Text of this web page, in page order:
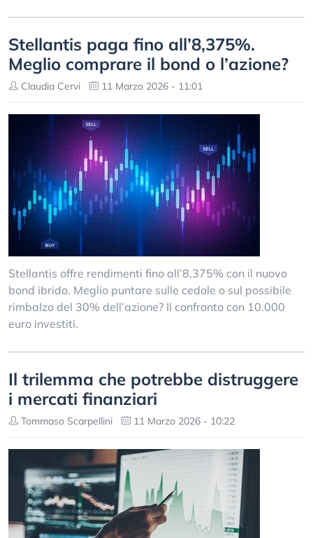
Stellantis paga fino all’8,375%.
Meglio comprare il bond o l’azione?
Claudia Cervi 11 Marzo 2026 - 11:01
Stellantis offre rendimenti fino all’8,375% con il nuovo
bond ibrido. Meglio puntare sulle cedole o sul possibile
rimbalzo del 30% dell’azione? Il confronto con 10.000
euro investiti.
Il trilemma che potrebbe distruggere
i mercati finanziari
Tommaso Scarpellini 11 Marzo 2026 - 10:22